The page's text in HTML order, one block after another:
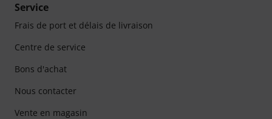
Service
Frais de port et délais de livraison
Centre de service
Bons d'achat
Nous contacter
Vente en magasin